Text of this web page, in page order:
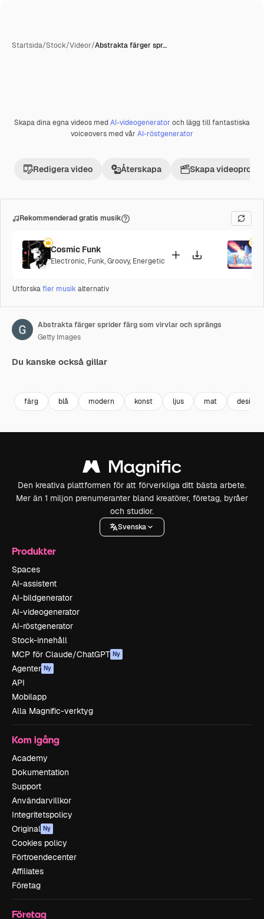
Startsida/Stock/Videor/Abstrakta färger spr…
Premie
Skapa dina egna videos medAI-videogenerator och lägg till fantastiska
voiceovers med vår AI-röstgenerator
Redigera video Återskapa Skapa
Rekommenderad gratis musik
Cosmic Funk
Electronic, Funk,Groovy, Energetic
Utforskafler musikalternativ
Abstrakta färger sprider färg som virvlar och sprängs
Getty Images
Du kanske också gillar
färg blå modern konst ljus mat design
Den kreativa plattformen för att förverkliga ditt bästa arbete.
Mer än 1 miljon prenumeranter bland kreatörer, företag, byråer
och studior.
Svenska
Produkter
Spaces
AI-assistent
AI-bildgenerator
AI-videogenerator
AI-röstgenerator
Stock-innehåll
MCP för Claude/ChatGPT Ny
Agenter Ny
API
Mobilapp
Alla Magnific-verktyg
Kom igång
Academy
Dokumentation
Support
Användarvillkor
Integritetspolicy
Original Ny
Cookies policy
Förtroendecenter
Affiliates
Företag
Företag